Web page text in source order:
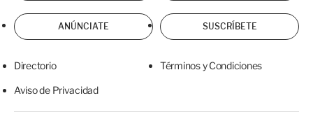
ANÚNCIATE SUSCRÍBETE
Directorio Términos y Condiciones
Aviso de Privacidad